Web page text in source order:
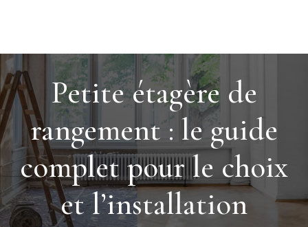
Petite étagère de
rangement : le guide
complet pour le choix
et l’installation